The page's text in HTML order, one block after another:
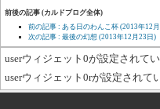
前後の記事 (カルドブログ全体)
前の記事 : ある日のわんこ杯 (2013年12
次の記事 : 最後の幻想 (2013年12月23日)
userウィジェット0が設定されて
userウィジェット0rが設定されて